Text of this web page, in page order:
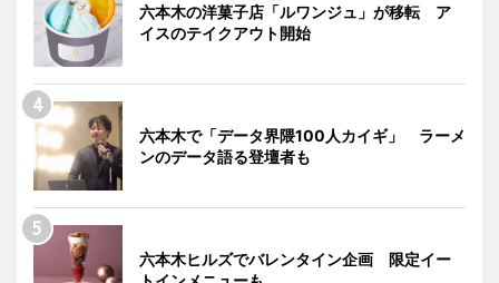
六本木の洋菓子店「ルワンジュ」が移転 ア
イスのテイクアウト開始
六本木で「データ界隈100人カイギ」 ラーメ
ンのデータ語る登壇者も
六本木ヒルズでバレンタイン企画 限定イー